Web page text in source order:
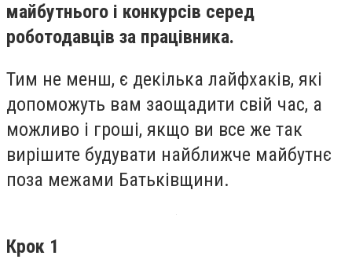
майбутнього і конкурсів серед
роботодавців за працівника.
Тим не менш, є декілька лайфхаків, які
допоможуть вам заощадити свій час, а
можливо і гроші, якщо ви все же так
вирішите будувати найближче майбутнє
поза межами Батьківщини.
Крок 1